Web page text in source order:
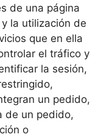
de una página
la utilización de
que en ella
el tráfico y
la sesión,
un pedido,
de un pedido,
o